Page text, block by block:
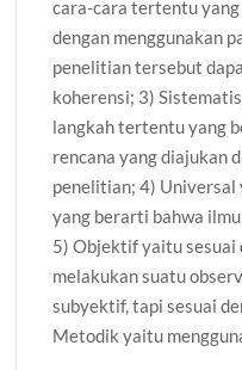
cara-cara tertentu
dengan menggunakan
penelitian tersebut
koherensi; 3)
langkah tertentu yang
rencana yang diajukan
penelitian; 4) Universal
yang berarti bahwa
5) Objektif yaitu sesuai
melakukan suatu
subyektif, tapi sesuai
Metodik yaitu